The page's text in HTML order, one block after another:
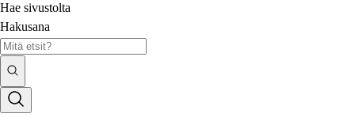
Hae sivustolta
Hakusana